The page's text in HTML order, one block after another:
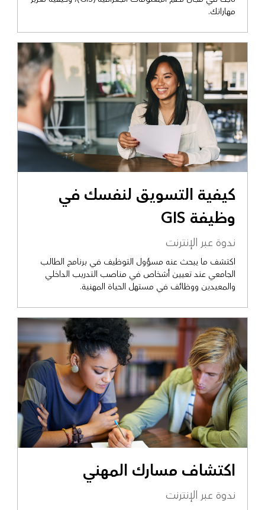
مهاراتك.
كيفية التسويق لنفسك في
وظيفة GIS
ندوة عبر الإنترنت
اكتشف ما يبحث عنه مسؤول التوظيف في برنامج الطالب
الجامعي عند تعيين أشخاص في مناصب التدريب الداخلي
والمعيدين ووظائف في مستهل الحياة المهنية.
اكتشاف مسارك المهني
ندوة عبر الإنترنت